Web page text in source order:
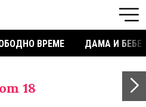
ВРЕМЕ ДАМА И БЕБЕ
от 18